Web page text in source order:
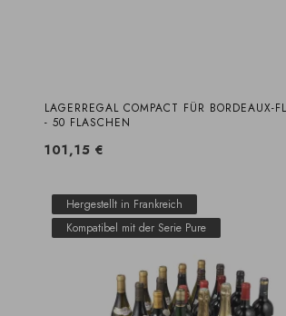
LAGERREGAL COMPACT FÜR BORDEAUX-
- 50 FLASCHEN
101,15 €
Hergestellt in Frankreich
Kompatibel mit der Serie Pure